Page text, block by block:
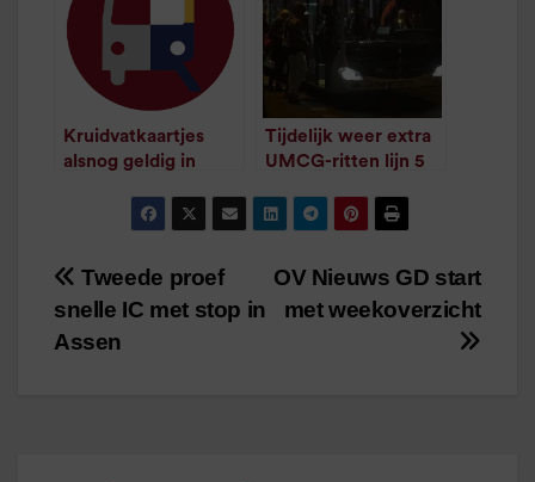
Kruidvatkaartjes
alsnog geldig in
minuut leestijd
Tijdelijk weer extra
UMCG-ritten lijn 5
Bericht
navigatie
OV Nieuws GD start
met weekoverzicht
Tweede proef
snelle IC met stop in
Assen